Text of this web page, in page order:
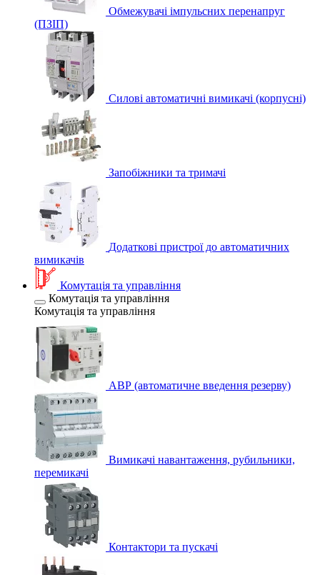
Обмежувачі імпульсних перенапруг
(ПЗІП)
Силові автоматичні вимикачі (корпусні)
Запобіжники та тримачі
Додаткові пристрої до автоматичних
вимикачів
Комутація та управління
Комутація та управління
Комутація та управління
АВР (автоматичне введення резерву)
Вимикачі навантаження, рубильники,
перемикачі
Контактори та пускачі